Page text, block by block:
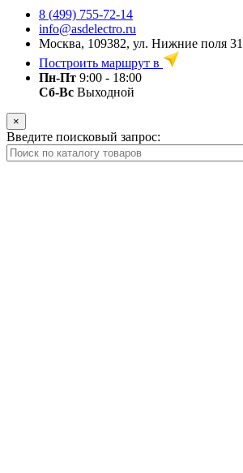
8 (499) 755-72-14
info@asdelectro.ru
Москва, 109382, ул. Нижние поля
Построить маршрут в
Пн-Пт 9:00 - 18:00
Сб-Вс Выходной
×
Введите поисковый запрос: